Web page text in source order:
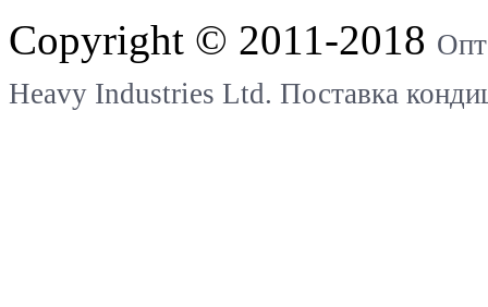
Copyright © 2011-2018
Heavy Industries Ltd. Поставка